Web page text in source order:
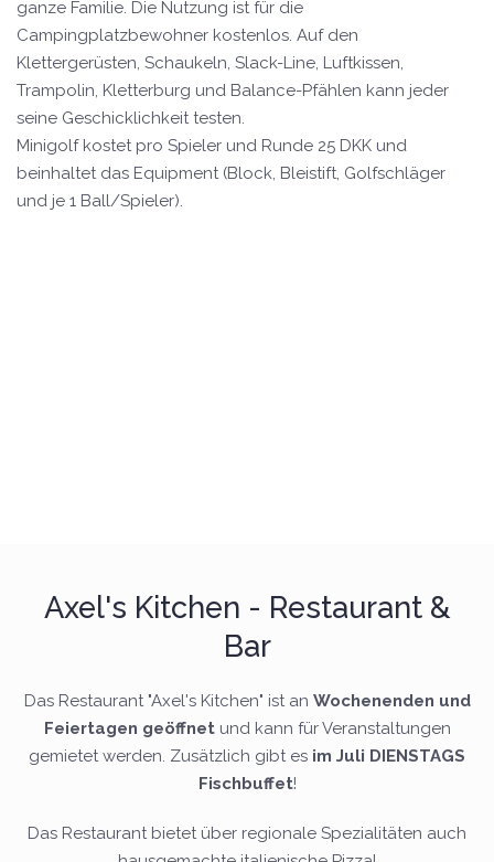
ganze Familie. Die Nutzung ist für die
Campingplatzbewohner kostenlos. Auf den
Klettergerüsten, Schaukeln, Slack-Line, Luftkissen,
Trampolin, Kletterburg und Balance-Pfählen kann jeder
seine Geschicklichkeit testen.
Minigolf kostet pro Spieler und Runde 25 DKK und
beinhaltet das Equipment (Block, Bleistift, Golfschläger
und je 1 Ball/Spieler).
Axel's Kitchen - Restaurant &
Bar
Das Restaurant "Axel's Kitchen" ist an Wochenenden und
Feiertagen geöffnetund kann für Veranstaltungen
gemietet werden. Zusätzlich gibt es im Juli DIENSTAGS
Fischbuffet!
Das Restaurant bietet über regionale Spezialitäten auch